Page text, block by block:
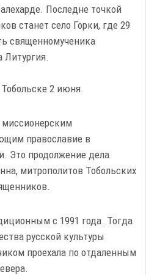
Последне точкой
станет село Горки, где 29
священномученика
Литургия.
2 июня.
миссионерским
православие в
Это продолжение дела
митрополитов Тобольских
с 1991 года. Тогда
русской культуры
проехала по отдаленным